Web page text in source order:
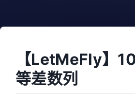
【LetMeFly】
等差数列